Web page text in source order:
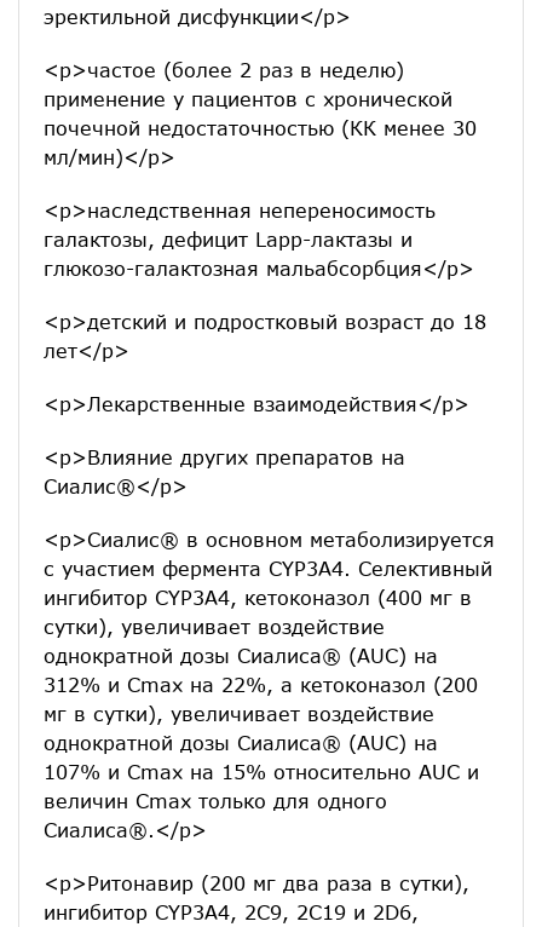
эректильной дисфункции</p>
<p>частое (более 2 раз в неделю)
применение у пациентов с хронической
почечной недостаточностью (КК менее 30
мл/мин)</p>
<p>наследственная непереносимость
галактозы, дефицит Lapp-лактазы и
глюкозо-галактозная мальабсорбция</p>
<p>детский и подростковый возраст до 18
лет</p>
<p>Лекарственные взаимодействия</p>
<p>Влияние других препаратов на
Сиалис®</p>
<p>Сиалис® в основном метаболизируется
с участием фермента CYP3А4. Селективный
ингибитор CYP3А4, кетоконазол (400 мг в
сутки), увеличивает воздействие
однократной дозы Сиалиса® (AUC) на
312% и Сmax на 22%, а кетоконазол (200
мг в сутки), увеличивает воздействие
однократной дозы Сиалиса® (AUC) на
107% и Сmax на 15% относительно AUC и
величин Сmax только для одного
Сиалиса®.</p>
<p>Ритонавир (200 мг два раза в сутки),
ингибитор CYP3А4, 2С9, 2С19 и 2D6,